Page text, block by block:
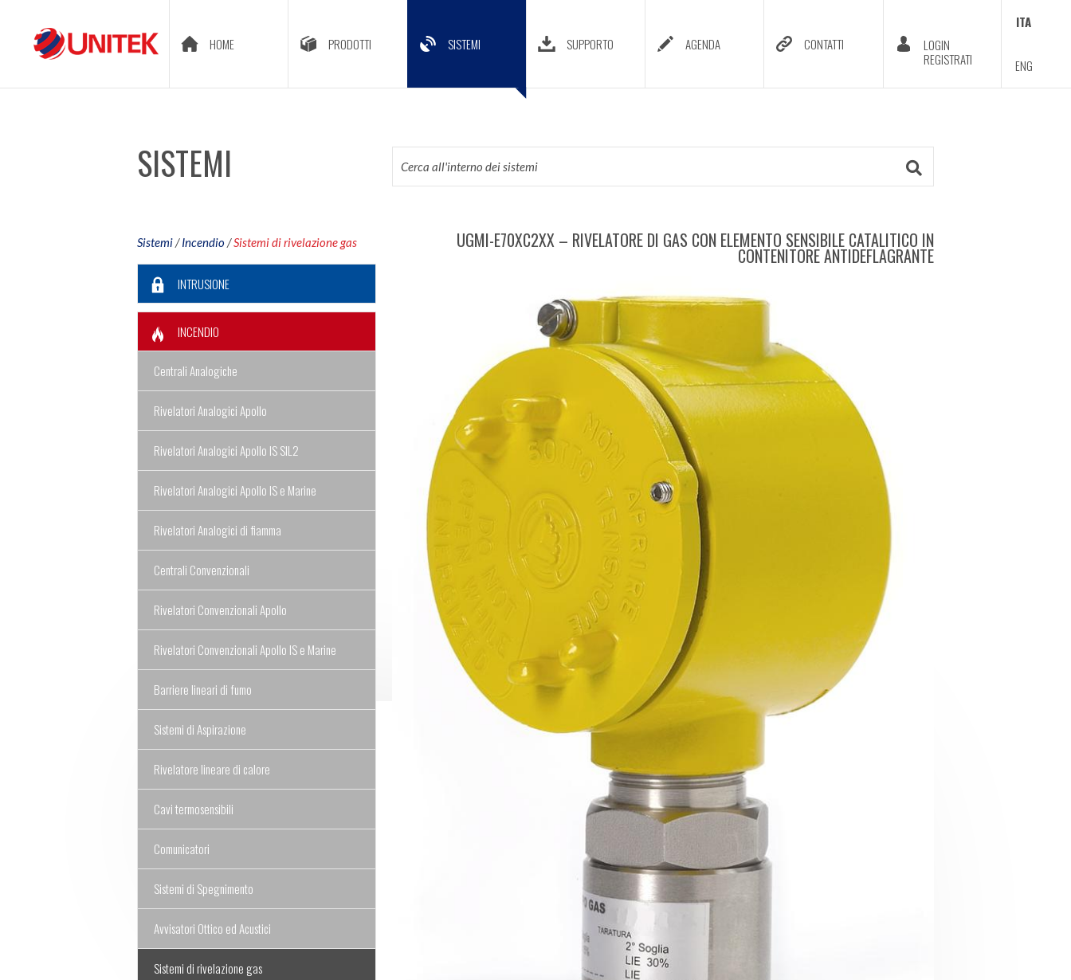
HOME PRODOTTI SISTEMI SUPPORTO AGENDA CONTATTI
LOGIN
REGISTRATI
ITA
ENG
SISTEMI
Sistemi/Incendio/Sistemi di rivelazione gas UGMI-E70XC2XX – RIVELATORE DI GAS CON ELEMENTO SENSIBILE CATALITICO IN
CONTENITORE ANTIDEFLAGRANTE
INTRUSIONE
INCENDIO
Centrali Analogiche
Rivelatori Analogici Apollo
Rivelatori Analogici Apollo IS SIL2
Rivelatori Analogici Apollo IS e Marine
Rivelatori Analogici di fiamma
Centrali Convenzionali
Rivelatori Convenzionali Apollo
Rivelatori Convenzionali Apollo IS e Marine
Barriere lineari di fumo
Sistemi di Aspirazione
Rivelatore lineare di calore
Cavi termosensibili
Comunicatori
Sistemi di Spegnimento
Avvisatori Ottico ed Acustici
Sistemi di rivelazione gas